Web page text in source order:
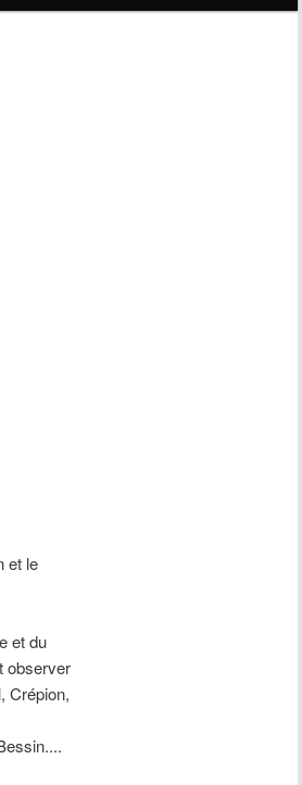
et le
et du
observer
Crépion,